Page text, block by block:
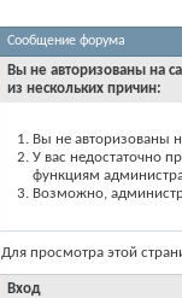
Сообщение форума
Вы не авторизованы на
из нескольких причин:
Вы не авторизованы
У вас недостаточно
функциям
Возможно,
Для просмотра этой
Вход